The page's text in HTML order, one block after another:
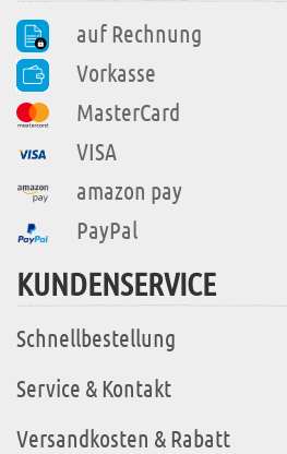
auf Rechnung
Vorkasse
MasterCard
VISA
amazon pay
PayPal
KUNDENSERVICE
Schnellbestellung
Service & Kontakt
Versandkosten & Rabatt